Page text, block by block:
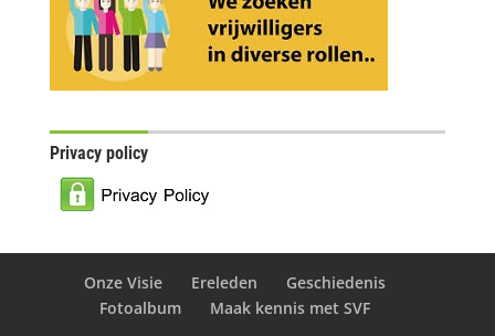
Privacy policy
Onze Visie Ereleden
Geschiedenis
Fotoalbum
Maak kennis met SVF